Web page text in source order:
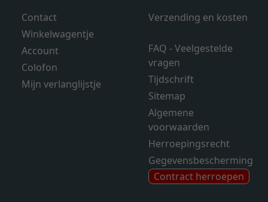
Contact
Winkelwagentje
Account
Colofon
Mijn verlanglijstje
Verzending en kosten
FAQ - Veelgestelde
vragen
Tijdschrift
Sitemap
Algemene
voorwaarden
Herroepingsrecht
Gegevensbescherming
Contract herroepen